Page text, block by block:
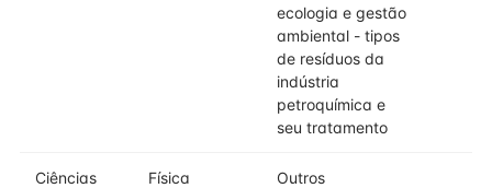
ecologia e gestão
ambiental - tipos
de resíduos da
indústria
petroquímica e
seu tratamento
Ciências
Física
Outros